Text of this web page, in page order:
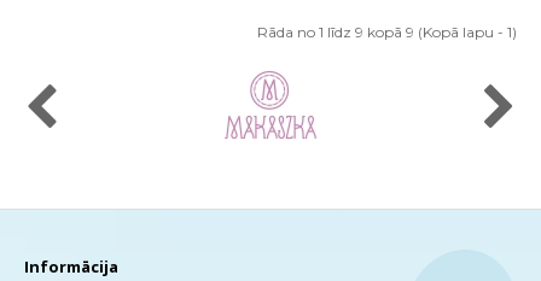
Rāda no 1 līdz 9 kopā 9 (Kopā lapu - 1)
Informācija